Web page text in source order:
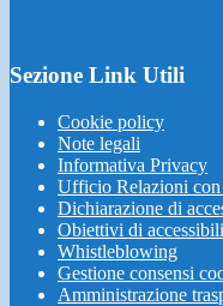
Sezione Link Utili
Cookie policy
Note legali
Informativa Privacy
Ufficio Relazioni
Dichiarazione di
Obiettivi di
Whistleblowing
Gestione consensi
Amministrazione